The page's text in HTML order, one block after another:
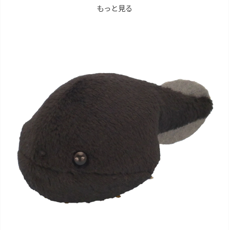
もっと見る